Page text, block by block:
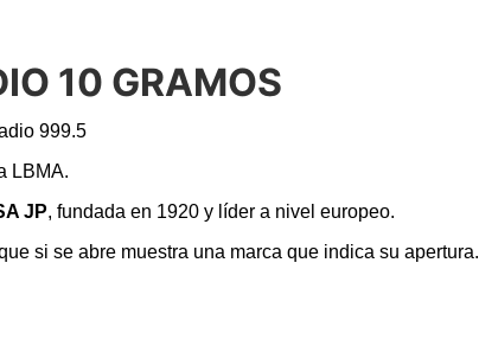
10 GRAMOS
999.5
LBMA.
JP, fundada en 1920 y líder a nivel europeo.
si se abre muestra una marca que indica su apertura.